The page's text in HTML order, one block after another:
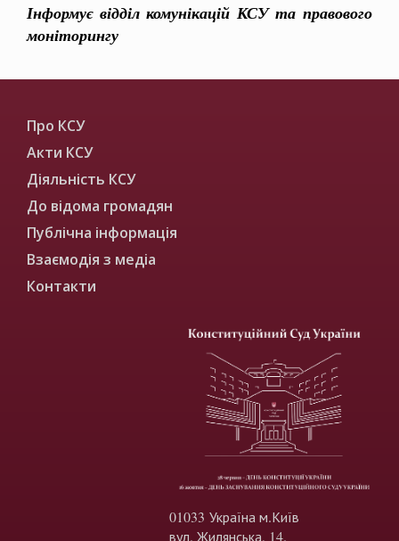
Інформує відділ комунікацій КСУ та правового
моніторингу
Про КСУ
Акти КСУ
Діяльність КСУ
До відома громадян
Публічна інформація
Взаємодія з медіа
Контакти
01033 Україна м.Київ
вул. Жилянська, 14.